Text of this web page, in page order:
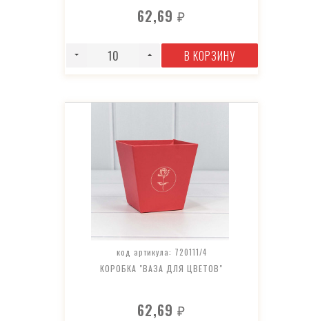
62,69₽
В КОРЗИНУ
код артикула: 720111/4
КОРОБКА "ВАЗА ДЛЯ ЦВЕТОВ"
62,69₽